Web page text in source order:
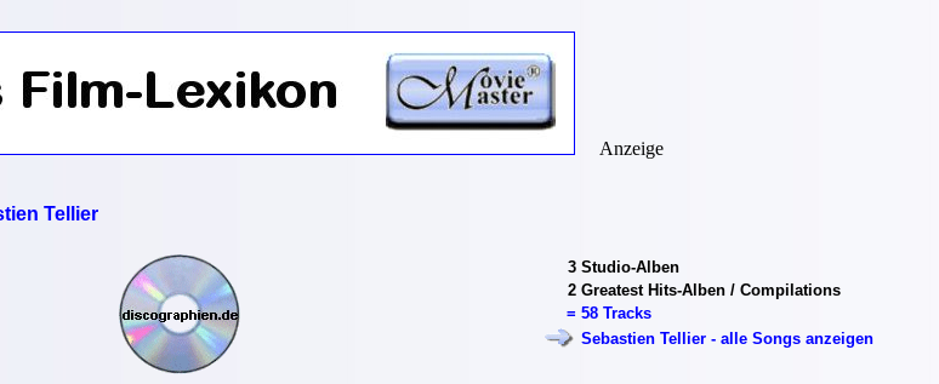
Tellier
3 Studio-Alben
2 Greatest Hits-Alben / Compilations
= 58 Tracks
Sebastien Tellier - alle Songs anzeigen
Anzeige